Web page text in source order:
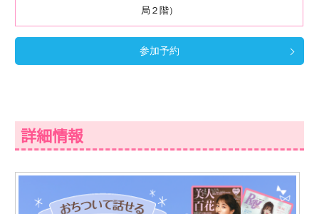
局２階）
参加予約
詳細情報